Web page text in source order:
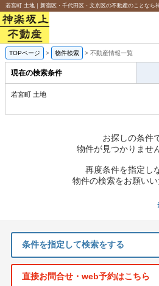
若宮町 土地｜新宿区・千代田区・文京区の不動産のことなら
TOPページ > 物件検索 > 不動産情報一覧
現在の検索条件
若宮町 土地
お探しの条件
物件が見つかりませ
再度条件を指定し
物件の検索をお願いい
条件を指定して検索をする
直接お問合せ・web予約はこちら